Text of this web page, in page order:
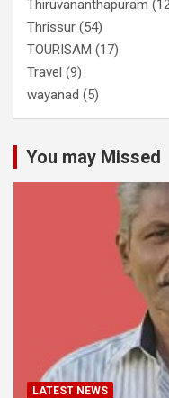
Thiruvananthapuram
Thrissur (54)
TOURISAM (17)
Travel (9)
wayanad (5)
You may Missed
LATEST NEWS